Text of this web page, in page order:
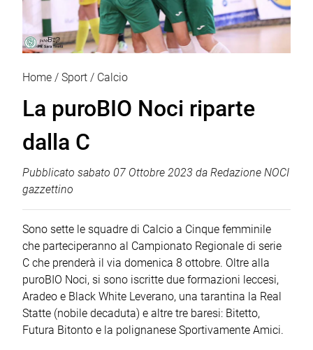
Home Sport Calcio
La puroBIO Noci riparte
dalla C
Pubblicato sabato 07 Ottobre 2023 da Redazione NOCI
gazzettino
Sono sette le squadre di Calcio a Cinque femminile
che parteciperanno al Campionato Regionale di serie
C che prenderà il via domenica 8 ottobre. Oltre alla
puroBIO Noci, si sono iscritte due formazioni leccesi,
Aradeo e Black White Leverano, una tarantina la Real
Statte (nobile decaduta) e altre tre baresi: Bitetto,
Futura Bitonto e la polignanese Sportivamente Amici.